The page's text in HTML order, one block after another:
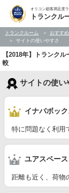
オリコン顧客満足度
トランクル
トランクルーム おすす
サイトの使いやすさ
【2018年】トランク
較
サイトの使い
イナバボッ
特に問題なく利用
ユアスペース
距離も近く、荷物